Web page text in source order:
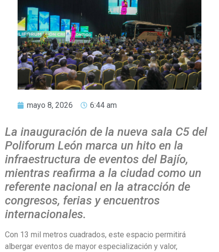
mayo 8, 2026 6:44 am
La inauguración de la nueva sala C5 del
Poliforum León marca un hito en la
infraestructura de eventos del Bajío,
mientras reafirma a la ciudad como un
referente nacional en la atracción de
congresos, ferias y encuentros
internacionales.
Con 13 mil metros cuadrados, este espacio permitirá
albergar eventos de mayor especialización y valor,